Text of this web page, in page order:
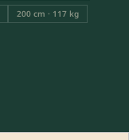
200 cm · 117 kg